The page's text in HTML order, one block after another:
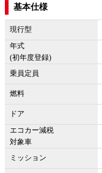
基本仕様
現行型
年式
(初年度登録)
乗員定員
燃料
ドア
エコカー減税
対象車
ミッション